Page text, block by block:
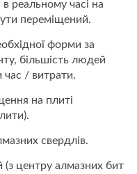
реальному часі на
переміщений.
форми за
більшість людей
/ витрати.
на плиті
свердлів.
(з центру алмазних бит